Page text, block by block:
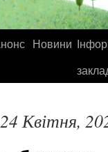
Новини
24 Квітня,